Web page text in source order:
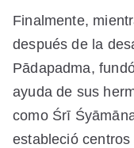
Finalmente,
después de la
Pādapadma,
ayuda de sus
como Śrī
estableció